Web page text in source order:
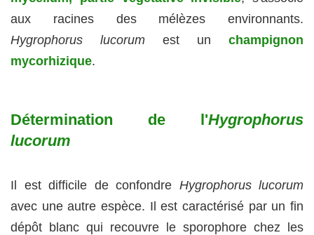
aux racines des mélèzes environnants.
Hygrophorus lucorum est un champignon
mycorhizique.
Détermination de l'Hygrophorus
lucorum
Il est difficile de confondre Hygrophorus lucorum
avec une autre espèce. Il est caractérisé par un fin
dépôt blanc qui recouvre le sporophore chez les